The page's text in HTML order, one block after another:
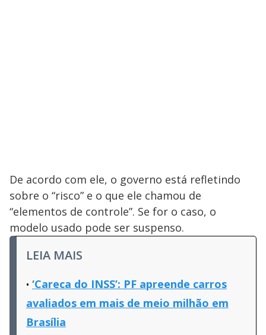
De acordo com ele, o governo está refletindo
sobre o “risco” e o que ele chamou de
“elementos de controle”. Se for o caso, o
modelo usado pode ser suspenso.
LEIA MAIS
‘Careca do INSS’: PF apreende carros
avaliados em mais de meio milhão em
Brasília